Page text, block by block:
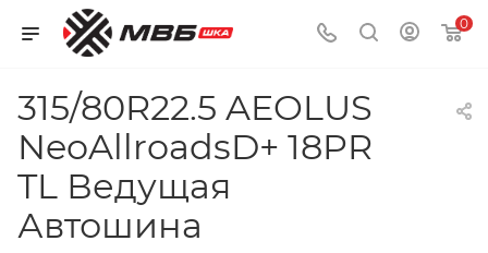
0
315/80R22.5 AEOLUS
NeoAllroadsD+ 18PR
TL Ведущая
Автошина